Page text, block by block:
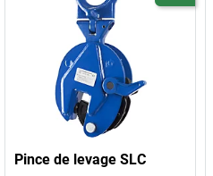
Pince de levage SLC